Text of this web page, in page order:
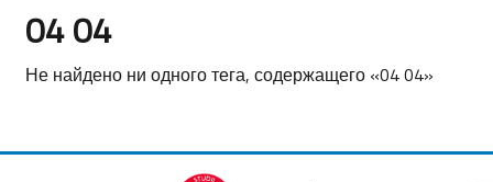
04 04
Не найдено ни одного тега, содержащего «04 04»